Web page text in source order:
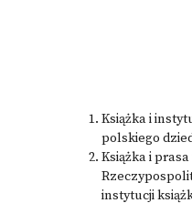
Książka i
polskiego
Książka i
instytucji